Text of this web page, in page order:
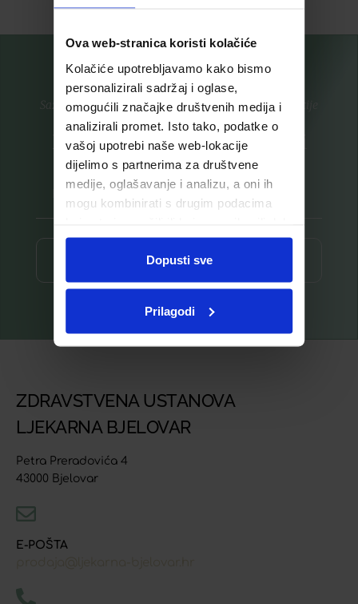
Ova web-stranica koristi kolačiće
Kolačiće upotrebljavamo kako bismo
personalizirali sadržaj i oglase,
omogućili značajke društvenih medija i
analizirali promet. Isto tako, podatke o
vašoj upotrebi naše web-lokacije
dijelimo s partnerima za društvene
medije, oglašavanje i analizu, a oni ih
mogu kombinirati s drugim podacima
ste upotrebljavali njihove usluge.
Dopusti sve
Prilagodi
Saznajte prvi za nove proizvode i ekskluzivne promocije
Prijavite se na listu za novosti
Prijava ⟶
ZDRAVSTVENA USTANOVA
LJEKARNA BJELOVAR
Petra Preradovića 4
43000 Bjelovar
E-POŠTA